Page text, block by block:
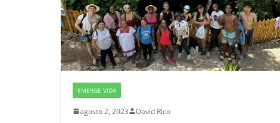
EMERGE VIDA
agosto 2, 2023 David Rico